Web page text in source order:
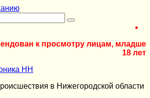
к просмотру лицам, младше
18 лет
НН
в Нижегородской области